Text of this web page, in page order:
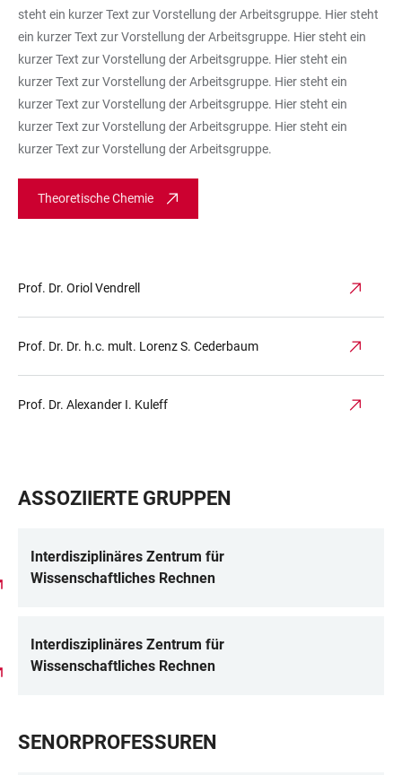
steht ein kurzer Text zur Vorstellung der Arbeitsgruppe. Hier steht
ein kurzer Text zur Vorstellung der Arbeitsgruppe. Hier steht ein
kurzer Text zur Vorstellung der Arbeitsgruppe. Hier steht ein
kurzer Text zur Vorstellung der Arbeitsgruppe. Hier steht ein
kurzer Text zur Vorstellung der Arbeitsgruppe. Hier steht ein
kurzer Text zur Vorstellung der Arbeitsgruppe. Hier steht ein
kurzer Text zur Vorstellung der Arbeitsgruppe.
Theoretische Chemie
Prof. Dr. Oriol Vendrell
Prof. Dr. Dr. h.c. mult. Lorenz S. Cederbaum
Prof. Dr. Alexander I. Kuleff
ASSOZIIERTE GRUPPEN
Interdisziplinäres Zentrum für
Wissenschaftliches Rechnen
Interdisziplinäres Zentrum für
Wissenschaftliches Rechnen
SENORPROFESSUREN